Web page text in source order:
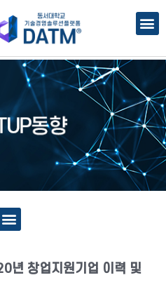
년 창업지원기업 이력 및